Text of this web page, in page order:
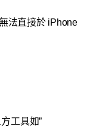
法直接於 iPhone
工具如”